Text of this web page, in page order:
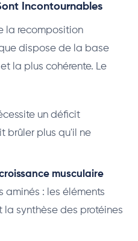
Incontournables
la recomposition
dispose de la base
la plus cohérente. Le
un déficit
brûler plus qu'il ne
musculaire
aminés : les éléments
la synthèse des protéines